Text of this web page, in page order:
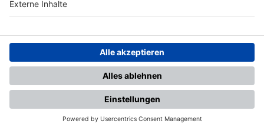
Ihr Gerät wird möglicherweise
nicht vollständig unterstützt.
Für die beste Nutzung empfehlen
wir ein kompatibles Gerät oder
einen aktuellen Browser.